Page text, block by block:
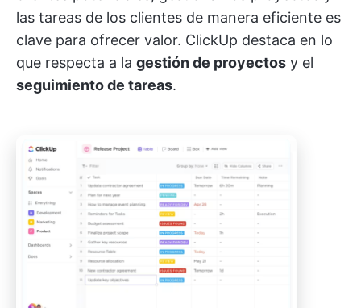
las tareas de los clientes de manera eficiente es
clave para ofrecer valor. ClickUp destaca en lo
que respecta a la gestión de proyectos y el
seguimiento de tareas.